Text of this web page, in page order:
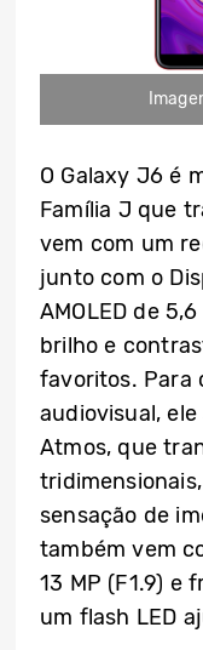
O Galaxy J6 é
Família J que
vem com um
junto com o
AMOLED de
brilho e
favoritos. Para
audiovisual,
Atmos, que
sensação de
também vem
13 MP (F1.9) e
um flash LED